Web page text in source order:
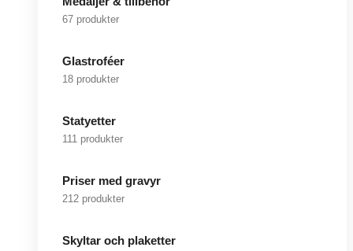
67 produkter
Glastroféer
18 produkter
Statyetter
111 produkter
Priser med gravyr
212 produkter
Skyltar och plaketter